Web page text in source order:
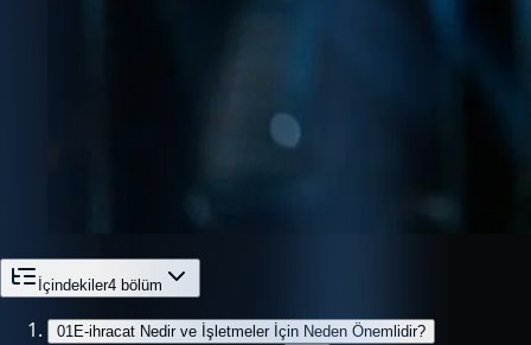
İçindekiler4 bölüm
01 E-ihracat Nedir ve İşletmeler İçin Neden Önemlidir?